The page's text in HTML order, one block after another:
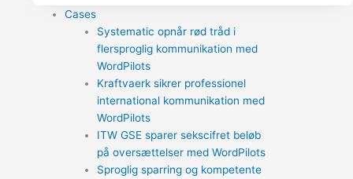
Cases
Systematic opnår rød tråd i
flersproglig kommunikation med
WordPilots
Kraftvaerk sikrer professionel
international kommunikation med
WordPilots
ITW GSE sparer sekscifret beløb
på oversættelser med WordPilots
Sproglig sparring og kompetente